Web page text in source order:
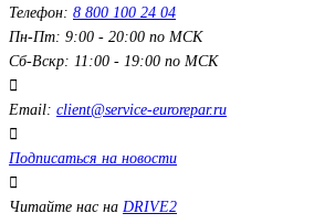
Телефон: 8 800 100 24 04
Пн-Пт: 9:00 - 20:00 по МСК
Сб-Вскр: 11:00 - 19:00 по МСК
Email: client@service-eurorepar.ru
Подписаться на новости
Читайте нас на DRIVE2